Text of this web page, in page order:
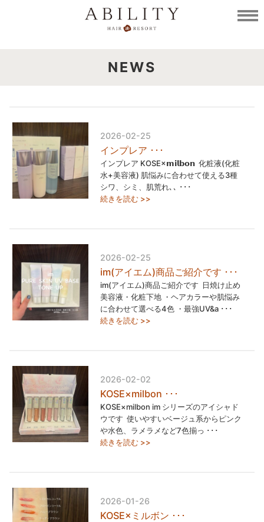
NEWS
2026-02-25
インプレア ･･･
インプレア KOSE×𝗺𝗶𝗹𝗯𝗼𝗻 ⁡ 化粧液(化粧
水+美容液) 肌悩みに合わせて使える3種 ⁡
シワ、シミ、肌荒れ､､ ･･･
続きを読む >>
2026-02-25
im(アイエム)商品ご紹介です ･･･
im(アイエム)商品ご紹介です ⁡ 日焼け止め
美容液・化粧下地 ・ヘアカラーや肌悩み
に合わせて選べる4色 ・最強UV&a ･･･
続きを読む >>
2026-02-02
KOSE×milbon ･･･
KOSE×milbon im シリーズのアイシャド
ウです ⁡ 使いやすいベージュ系からピンク
や水色、ラメラメなど7色揃っ ･･･
続きを読む >>
2026-01-26
KOSE×ミルボン ･･･